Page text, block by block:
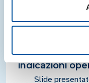
indicazioni
Slide